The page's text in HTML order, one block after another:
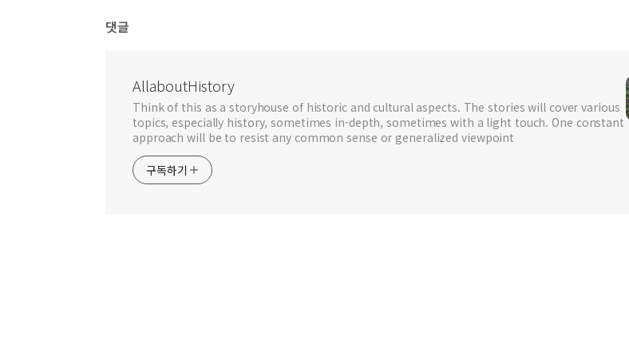
댓글
AllaboutHistory
Think of this as a storyhouse of historic and cultural aspects. The stories will cover various
topics, especially history, sometimes in-depth, sometimes with a light touch. One constant
approach will be to resist any common sense or generalized viewpoint
구독하기